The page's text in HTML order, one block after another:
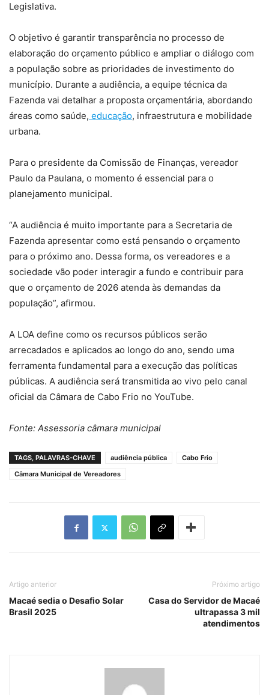
Legislativa.
O objetivo é garantir transparência no processo de
elaboração do orçamento público e ampliar o diálogo com
a população sobre as prioridades de investimento do
município. Durante a audiência, a equipe técnica da
Fazenda vai detalhar a proposta orçamentária, abordando
áreas como saúde, educação, infraestrutura e mobilidade
urbana.
Para o presidente da Comissão de Finanças, vereador
Paulo da Paulana, o momento é essencial para o
planejamento municipal.
“A audiência é muito importante para a Secretaria de
Fazenda apresentar como está pensando o orçamento
para o próximo ano. Dessa forma, os vereadores e a
sociedade vão poder interagir a fundo e contribuir para
que o orçamento de 2026 atenda às demandas da
população”, afirmou.
A LOA define como os recursos públicos serão
arrecadados e aplicados ao longo do ano, sendo uma
ferramenta fundamental para a execução das políticas
públicas. A audiência será transmitida ao vivo pelo canal
oficial da Câmara de Cabo Frio no YouTube.
Fonte: Assessoria câmara municipal
TAGS, PALAVRAS-CHAVE audiência pública
Cabo Frio
Câmara Municipal de Vereadores
Artigo anterior
Macaé sedia o Desafio Solar
Brasil 2025
Próximo artigo
Casa do Servidor de Macaé
ultrapassa 3 mil
atendimentos